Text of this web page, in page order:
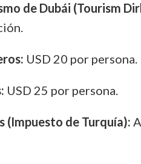
de Dubái (Tourism
USD 20 por persona.
USD 25 por persona.
(Impuesto de Turquía):